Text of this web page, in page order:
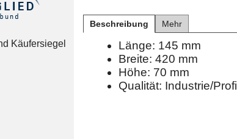
Beschreibung Mehr
Länge: 145 mm
Breite: 420 mm
Höhe: 70 mm
Qualität: Industrie/Profi